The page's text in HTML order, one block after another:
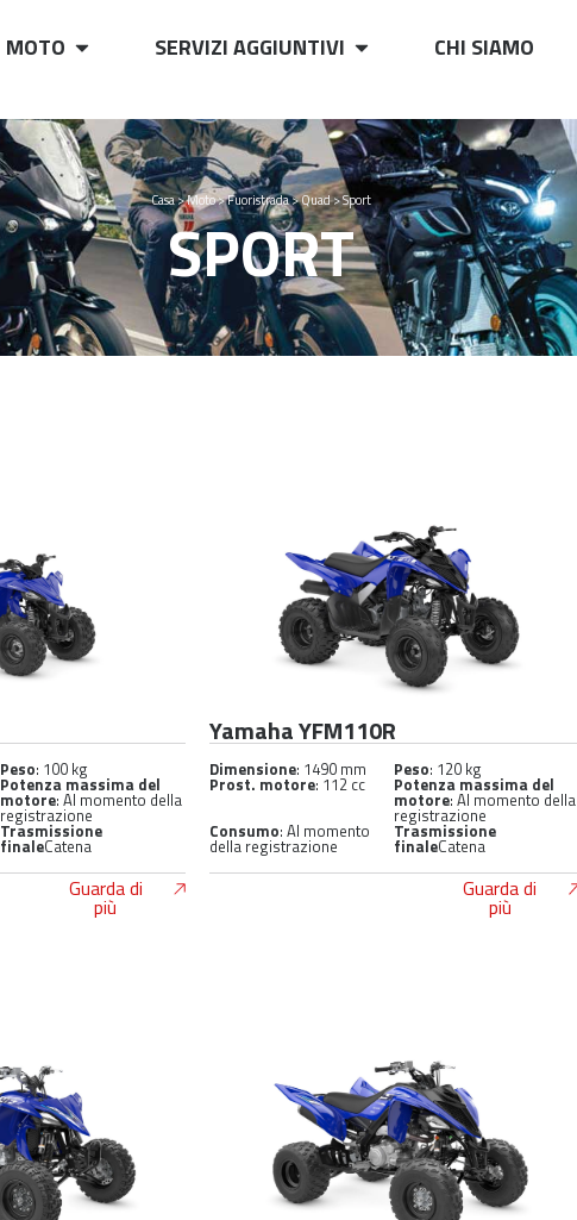
MOTO SERVIZI AGGIUNTIVI CHI SIAMO
Casa>Moto>Fuoristrada>Quad>Sport
SPORT
Peso: 100 kg
Potenza massima del
motore: Al momento della
registrazione
Trasmissione
finaleCatena
Guarda di
più
Yamaha YFM110R
Dimensione: 1490 mm Peso: 120 kg
Prost. motore: 112 cc Potenza massima del
motore: Al momento della
registrazione
Consumo: Al momento
della registrazione
Trasmissione
finaleCatena
Guarda di
più